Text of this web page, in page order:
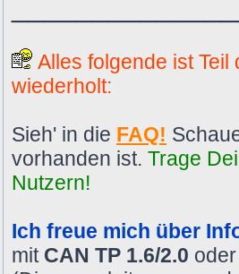
Alles folgende ist
wiederholt:
Sieh' in die FAQ!
vorhanden ist. Trage
Nutzern!
Ich freue mich über
mit CAN TP 1.6/2.0